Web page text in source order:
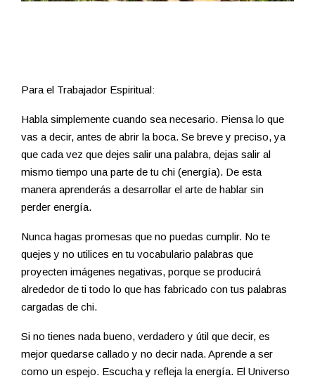
Para el Trabajador Espiritual:
Habla simplemente cuando sea necesario. Piensa lo que
vas a decir, antes de abrir la boca. Se breve y preciso, ya
que cada vez que dejes salir una palabra, dejas salir al
mismo tiempo una parte de tu chi (energía). De esta
manera aprenderás a desarrollar el arte de hablar sin
perder energía.
Nunca hagas promesas que no puedas cumplir. No te
quejes y no utilices en tu vocabulario palabras que
proyecten imágenes negativas, porque se producirá
alrededor de ti todo lo que has fabricado con tus palabras
cargadas de chi.
Si no tienes nada bueno, verdadero y útil que decir, es
mejor quedarse callado y no decir nada. Aprende a ser
como un espejo. Escucha y refleja la energía. El Universo